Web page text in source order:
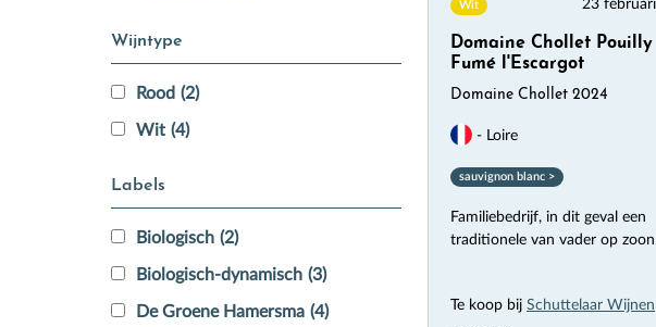
Wijntype
Rood (2)
Wit (4)
Labels
Biologisch (2)
Biologisch-dynamisch (3)
De Groene Hamersma (4)
Wit 23
Domaine Chollet Pouilly
Fumé l'Escargot
Domaine Chollet 2024
- Loire
sauvignon blanc >
Familiebedrijf, in dit geval een
traditionele van vader op
Te koop bij Schuttelaar Wijnen